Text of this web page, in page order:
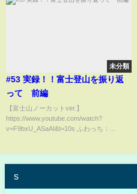
未分類
#53 実録！！富士登山を振り返
って 前編
【富士山ノーカットver.】
https://www.youtube.com/watch?
v=F9bxU_ASaAI&t=10s ふわっち：...
s